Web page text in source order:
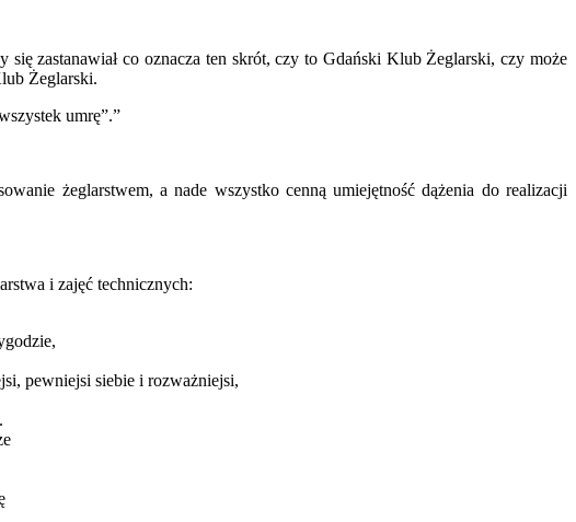
zastanawiał co oznacza ten skrót, czy to Gdański Klub Żeglarski, czy może
Żeglarski.
umrę”.”
żeglarstwem, a nade wszystko cenną umiejętność dążenia do realizacji
i zajęć technicznych:
pewniejsi siebie i rozważniejsi,